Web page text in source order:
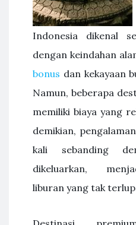
Indonesia dikenal
dengan keindahan
bonus dan kekayaan
Namun, beberapa
memiliki biaya yang
demikian,
kali sebanding
dikeluarkan,
liburan yang tak